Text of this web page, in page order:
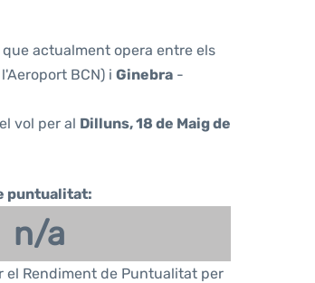
que actualment opera entre els
BCN) i Ginebra -
vol per al Dilluns, 18 de Maig de
puntualitat:
n/a
el Rendiment de Puntualitat per